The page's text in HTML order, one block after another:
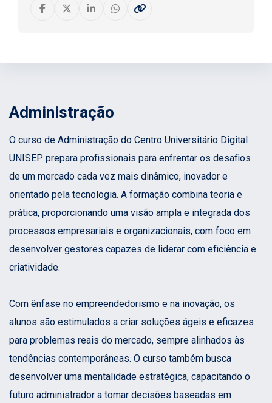
Administração
O curso de Administração do Centro Universitário Digital
UNISEP prepara profissionais para enfrentar os desafios
de um mercado cada vez mais dinâmico, inovador e
orientado pela tecnologia. A formação combina teoria e
prática, proporcionando uma visão ampla e integrada dos
processos empresariais e organizacionais, com foco em
desenvolver gestores capazes de liderar com eficiência e
criatividade.
Com ênfase no empreendedorismo e na inovação, os
alunos são estimulados a criar soluções ágeis e eficazes
para problemas reais do mercado, sempre alinhados às
tendências contemporâneas. O curso também busca
desenvolver uma mentalidade estratégica, capacitando o
futuro administrador a tomar decisões baseadas em